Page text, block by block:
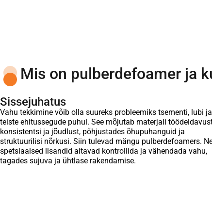
Mis on pulberdefoamer ja
Sissejuhatus
Vahu tekkimine võib olla suureks probleemiks tsementi, lubi ja
teiste ehitussegude puhul. See mõjutab materjali
konsistentsi ja jõudlust, põhjustades õhupuhanguid ja
struktuurilisi nõrkusi. Siin tulevad mängu pulberdefoamers.
spetsiaalsed lisandid aitavad kontrollida ja vähendada vahu,
tagades sujuva ja ühtlase rakendamise.